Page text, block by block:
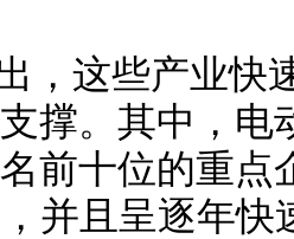
，这些产业快
撑。其中，电
前十位的重点
并且呈逐年